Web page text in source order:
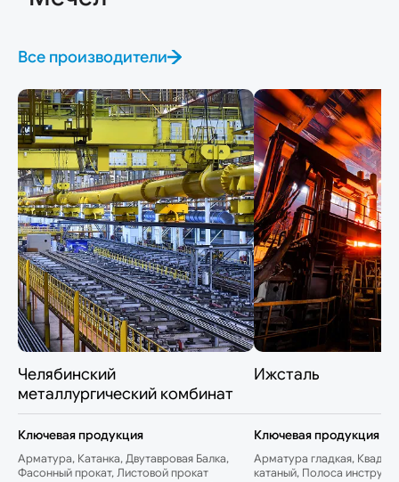
Все производители
Челябинский
металлургический комбинат
Ключевая продукция
Арматура, Катанка, Двутавровая Балка,
Фасонный прокат, Листовой прокат
Ижсталь
Ключевая продукция
Арматура гладкая,
катаный, Полоса